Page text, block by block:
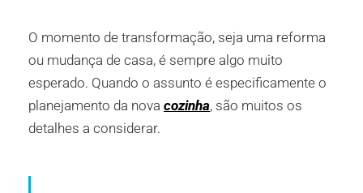
O momento de transformação, seja uma reforma
ou mudança de casa, é sempre algo muito
esperado. Quando o assunto é especificamente o
planejamento da nova cozinha, são muitos os
detalhes a considerar.